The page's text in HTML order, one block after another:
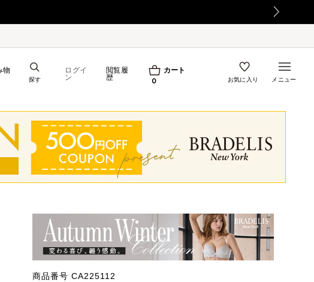
物
ログイ
ン
閲覧履
歴
カート
0
探す お気に入り メニュー
商品番号 CA225112